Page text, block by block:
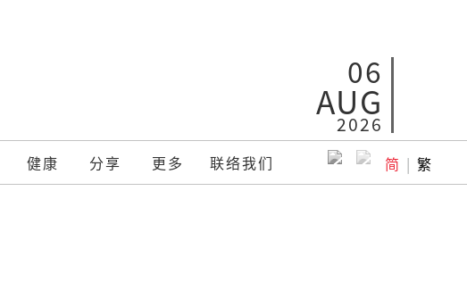
06
AUG
2026
健康 分享 更多 联络我们 简 | 繁